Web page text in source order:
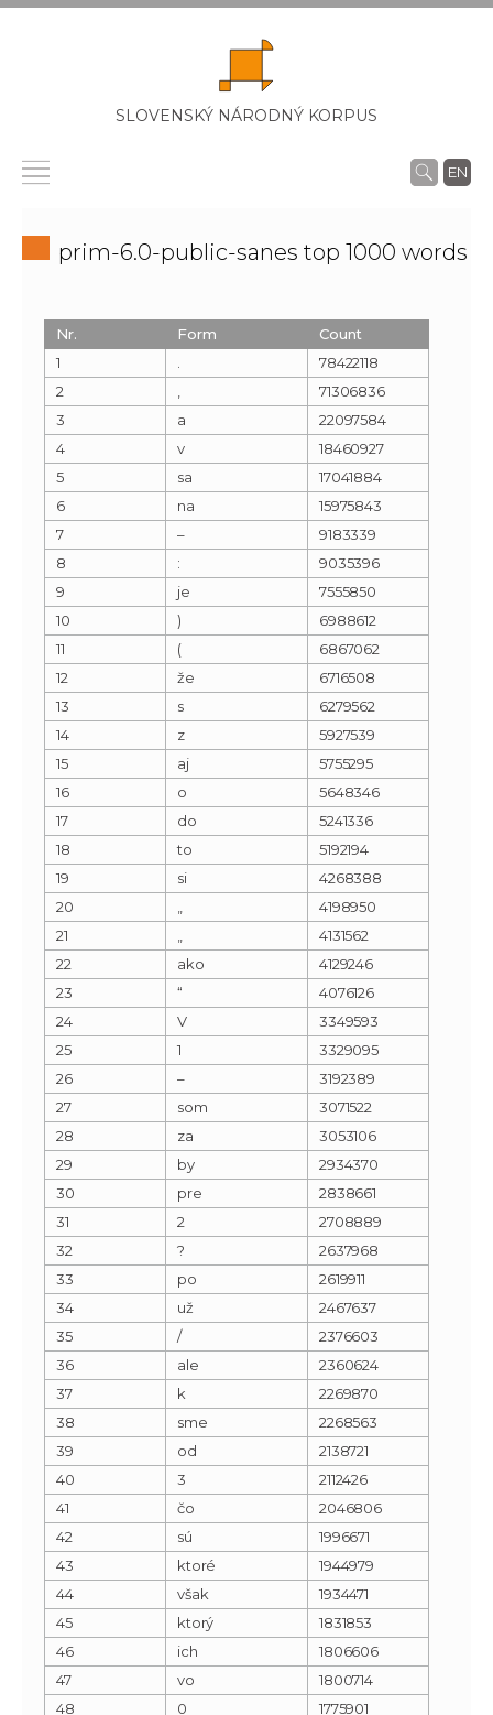
SLOVENSKÝ NÁRODNÝ KORPUS
EN
prim-6.0-public-sanes top 1000 words
Nr. Form
Count
1
78422118
2
71306836
3
a
22097584
4
v
18460927
5
sa
17041884
6
na
15975843
7
–
9183339
8
:
9035396
9
je
7555850
10
)
6988612
11
(
6867062
12
že
6716508
13
s
6279562
14
z
5927539
15
aj
5755295
16
o
5648346
17
do
5241336
18
to
5192194
19
si
4268388
20
4198950
21
4131562
22
ako
4129246
23
“
4076126
24
V
3349593
25
1
3329095
26
–
3192389
27
som
3071522
28
za
3053106
29
by
2934370
30
pre
2838661
31
2
2708889
32
?
2637968
33
po
2619911
34
už
2467637
35
/
2376603
36
ale
2360624
37
k
2269870
38
sme
2268563
39
od
2138721
40
3
2112426
41
čo
2046806
42
sú
1996671
43
ktoré
1944979
44
však
1934471
45
ktorý
1831853
46
ich
1806606
47
vo
1800714
48
0
1775901